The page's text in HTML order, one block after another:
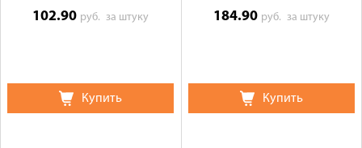
102.90 руб.за штуку
Купить
184.90 руб. за штуку
Купить